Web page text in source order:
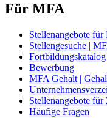
Für MFA
Stellenangebote für
Stellengesuche |
Fortbildungskatalog
Bewerbung
MFA Gehalt |
Stellenangebote für
Häufige Fragen